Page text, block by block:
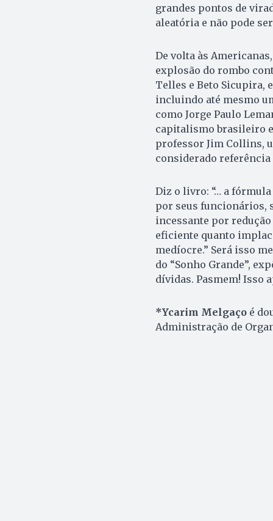
grandes pontos de
aleatória e não pode
De volta às
explosão do rombo
Telles e Beto Sicupira,
incluindo até mesmo
como Jorge Paulo
capitalismo brasileiro
professor Jim Collins,
considerado
Diz o livro: “… a
por seus funcionários,
incessante por redução
eficiente quanto
medíocre.” Será isso
do “Sonho Grande”,
dívidas. Pasmem! Isso
*Ycarim Melgaçoé
Administração de